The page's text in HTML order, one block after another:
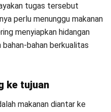
otomatis.
bahan makanan
secara otomatis.
metode FIFO (First